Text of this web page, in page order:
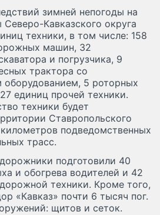
зимней непогоды на
Кавказского округа
техники, в том числе: 158
машин, 32
и погрузчика, 9
трактора со
оборудованием, 5 роторных
единиц прочей техники.
техники будет
Ставропольского
подведомственных
трасс.
подготовили 40
и обогрева водителей и 42
техники. Кроме того,
«Кавказ» почти 6 тысяч пог.
щитов и сеток.